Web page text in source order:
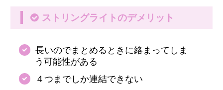
ストリングライトのデメリット
長いのでまとめるときに絡まってしま
う可能性がある
４つまでしか連結できない